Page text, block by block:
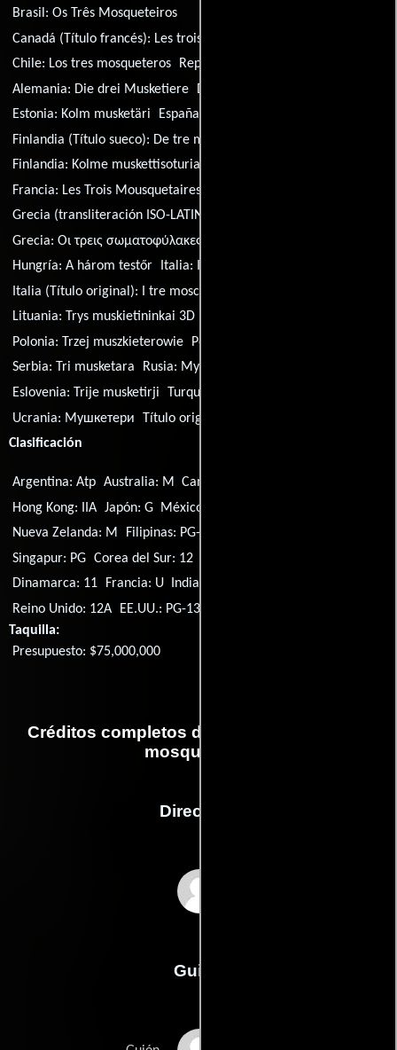
Brasil:Os Três Mosqueteiros
Canadá (Título francés): Les trois mousquetaires
Chile: Los tres mosqueteros República Checa:
Alemania: Die drei Musketiere Dinamarca:
Estonia: Kolm musketäri España:
Finlandia (Título sueco): De tre musketörerna
Finlandia: Kolme muskettisoturia
Francia: Les Trois Mousquetaires
Grecia (transliteración ISO-LATIN-1):
Grecia:Οι τρεις σωματοφύλακες
Hungría:A három testőr Italia: I tre moschettieri
Italia (Título original):
I tre moschettieri in 3D
Lituania: Trys muskietininkai 3D
Polonia: Trzej muszkieterowie Portugal:
Serbia: Tri musketara Rusia: Мушкетёры
Eslovenia: Trije musketirji Turquía (Título turco):
Ucrania: Мушкетери Título original:
Clasificación
Argentina: Atp Australia: M Canadá: PG
Hong Kong: IIA Japón: G México: B
Nueva Zelanda: M
Filipinas: PG-13
Singapur: PG Corea del Sur: 12
Dinamarca: 11
Francia: U India: U/A
Reino Unido: 12A
EE.UU.: PG-13
Taquilla:
Presupuesto: $75,000,000
Créditos completos de la película Los tres
mosqueteros
Dirección
Guión